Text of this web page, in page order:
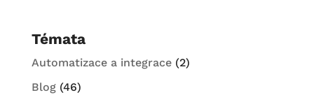
Témata
Automatizace a integrace(2)
Blog(46)